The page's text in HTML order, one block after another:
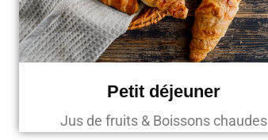
Petit déjeuner
Jus de fruits & Boissons chaudes